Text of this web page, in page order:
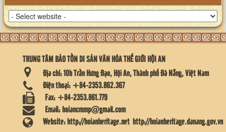
TRUNG TÂM BẢO TỒN DI SẢN VĂN HÓA THẾ GIỚI HỘI AN
Địa chỉ: 10b Trần Hưng Đạo, Hội An, Thành phố Đà Nẵng, Việt Nam
Điện thoại: +84-2353.862.367
Fax: +84-2353.861.779
Email: hoiancmmp@gmail.com
Website: http://hoianheritage.net http://hoianheritage.danang.gov.vn